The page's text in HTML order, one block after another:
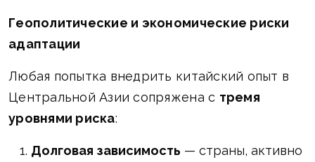
Геополитические и экономические риски
адаптации
Любая попытка внедрить китайский опыт в
Центральной Азии сопряжена с тремя
уровнями риска:
Долговая зависимость — страны, активно